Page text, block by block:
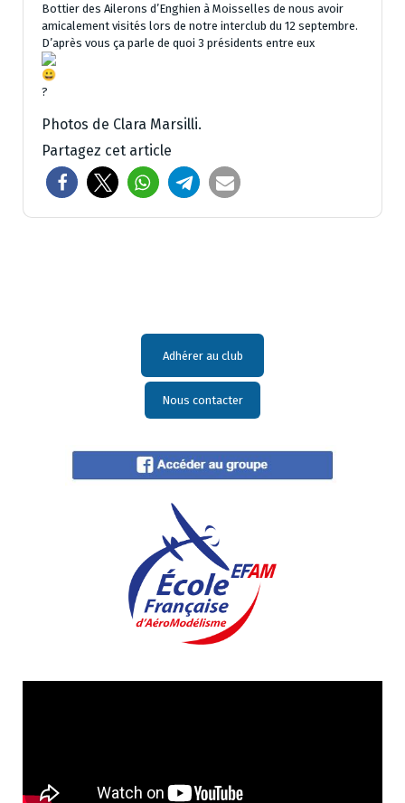
Bottier des Ailerons d’Enghien à Moisselles de nous avoir
amicalement visités lors de notre interclub du 12 septembre.
D’après vous ça parle de quoi 3 présidents entre eux
?
Photos de Clara Marsilli.
Partagez cet article
Adhérer au club
Nous contacter